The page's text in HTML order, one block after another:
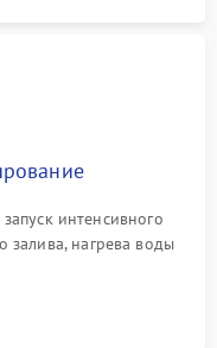
интенсивного
залива, нагрева воды
посторонних шумов,
в поддоне.